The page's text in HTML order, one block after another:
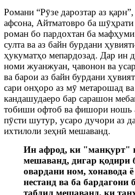
Романи “Рӯзе дарозтар аз
афсона, Айтматовро ба
роман бо пардохтан ба
султа ва аз байн бурдани
ҳукуматҳо мепардозад. Дар ин
номи жуанжуан, ҷавонон ва
ва барои аз байн бурдани
сари онҳоро аз мӯ метарошад
кандашудаеро бар сарашон
тобиши офтоб ва фишори ношь
пӯсти шутур, усаро дучори аз
ихтилоли зеҳнӣ мешаванд.
Ин афрод, ки "манқурт"
мешаванд, дигар қодири
овардани ном, хонавода
нестанд ва ба бардагони
табдил мешаванд, ки